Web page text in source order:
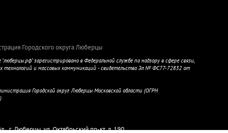
Городского округа Люберцы
"люберцы.рф" зарегистрировано в Федеральной службе по надзору в сфере связи,
технологий и массовых коммуникаций - свидетельство Эл № ФС77-72832 от
Городской округ Люберцы Московской области (ОГРН
г. Люберцы, ул. Октябрьский пр-кт, д. 190